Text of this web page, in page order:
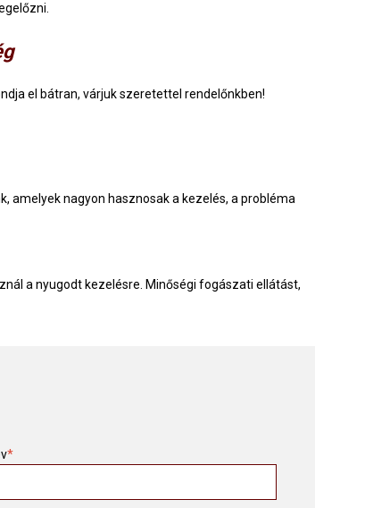
el bátran, várjuk szeretettel rendelőnkben!
amelyek nagyon hasznosak a kezelés, a probléma
a nyugodt kezelésre. Minőségi fogászati ellátást,
*